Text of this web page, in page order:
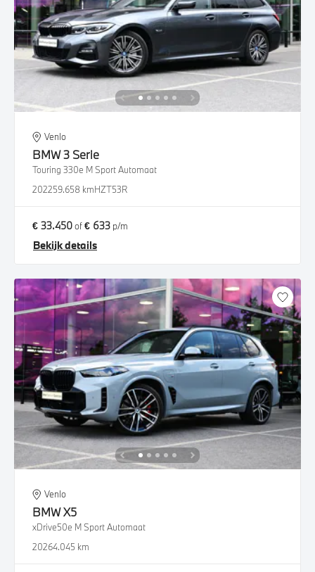
Venlo
BMW3 Serie
Touring 330e M Sport Automaat
202259.658 kmHZT53R
€ 33.450of€ 633 p/m
Bekijk details
Venlo
BMWX5
xDrive50e M Sport Automaat
20264.045 km